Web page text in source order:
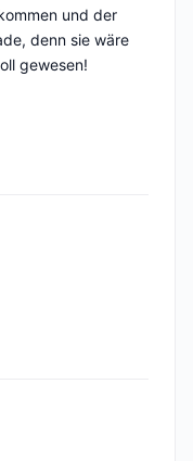
und der
denn sie wäre
gewesen!